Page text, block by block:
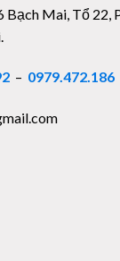
Bạch Mai, Tổ 22,
– 0979.472.186